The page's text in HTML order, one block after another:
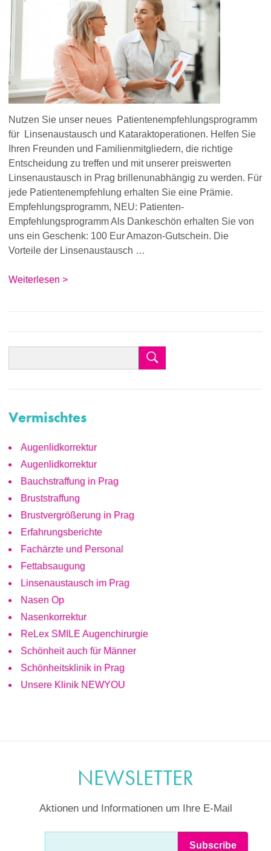
Nutzen Sie unser neues Patientenempfehlungsprogramm
für Linsenaustausch und Kataraktoperationen. Helfen Sie
Ihren Freunden und Familienmitgliedern, die richtige
Entscheidung zu treffen und mit unserer preiswerten
Linsenaustausch in Prag brillenunabhängig zu werden. Für
jede Patientenempfehlung erhalten Sie eine Prämie.
Empfehlungsprogramm, NEU: Patienten-
Empfehlungsprogramm Als Dankeschön erhalten Sie von
uns ein Geschenk: 100 Eur Amazon-Gutschein. Die
Vorteile der Linsenaustausch …
Weiterlesen >
Vermischtes
Augenlidkorrektur
Augenlidkorrektur
Bauchstraffung in Prag
Bruststraffung
Brustvergrößerung in Prag
Erfahrungsberichte
Fachärzte und Personal
Fettabsaugung
Linsenaustausch im Prag
Nasen Op
Nasenkorrektur
ReLex SMILE Augenchirurgie
Schönheit auch für Männer
Schönheitsklinik in Prag
Unsere Klinik NEWYOU
NEWSLETTER
Aktionen und Informationen um Ihre E-Mail